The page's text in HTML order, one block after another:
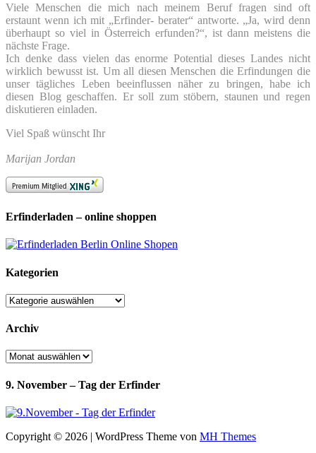
Viele Menschen die mich nach meinem Beruf fragen sind oft
erstaunt wenn ich mit „Erfinder- berater“ antworte. „Ja, wird denn
überhaupt so viel in Österreich erfunden?“, ist dann meistens die
nächste Frage.
Ich denke dass vielen das enorme Potential dieses Landes nicht
wirklich bewusst ist. Um all diesen Menschen die Erfindungen die
unser tägliches Leben beeinflussen näher zu bringen, habe ich
diesen Blog geschaffen. Er soll zum stöbern, staunen und regen
diskutieren einladen.
Viel Spaß wünscht Ihr
Marijan Jordan
Erfinderladen – online shoppen
Kategorien
Kategorien
Archiv
Archiv
9. November – Tag der Erfinder
Copyright © 2026 | WordPress Theme von MH Themes